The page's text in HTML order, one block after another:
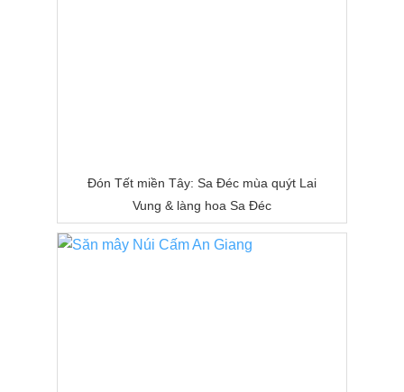
Đón Tết miền Tây: Sa Đéc mùa quýt Lai
Vung & làng hoa Sa Đéc